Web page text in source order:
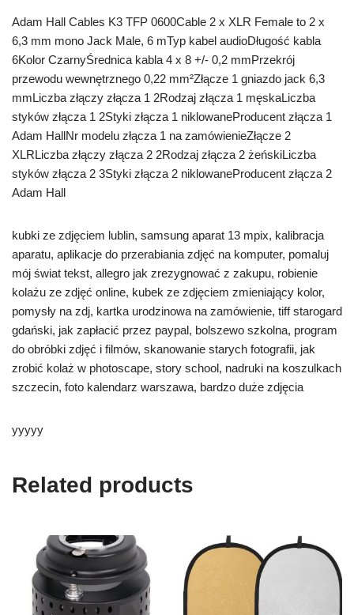
Adam Hall Cables K3 TFP 0600Cable 2 x XLR Female to 2 x
6,3 mm mono Jack Male, 6 mTyp kabel audioDługość kabla
6Kolor CzarnyŚrednica kabla 4 x 8 +/- 0,2 mmPrzekrój
przewodu wewnętrznego 0,22 mm²Złącze 1 gniazdo jack 6,3
mmLiczba złączy złącza 1 2Rodzaj złącza 1 męskaLiczba
styków złącza 1 2Styki złącza 1 niklowaneProducent złącza 1
Adam HallNr modelu złącza 1 na zamówienieZłącze 2
XLRLiczba złączy złącza 2 2Rodzaj złącza 2 żeńskiLiczba
styków złącza 2 3Styki złącza 2 niklowaneProducent złącza 2
Adam Hall
kubki ze zdjęciem lublin, samsung aparat 13 mpix, kalibracja
aparatu, aplikacje do przerabiania zdjęć na komputer, pomaluj
mój świat tekst, allegro jak zrezygnować z zakupu, robienie
kolażu ze zdjęć online, kubek ze zdjęciem zmieniający kolor,
pomysły na zdj, kartka urodzinowa na zamówienie, tiff starogard
gdański, jak zapłacić przez paypal, bolszewo szkolna, program
do obróbki zdjęć i filmów, skanowanie starych fotografii, jak
zrobić kolaż w photoscape, story school, nadruki na koszulkach
szczecin, foto kalendarz warszawa, bardzo duże zdjęcia
yyyyy
Related products